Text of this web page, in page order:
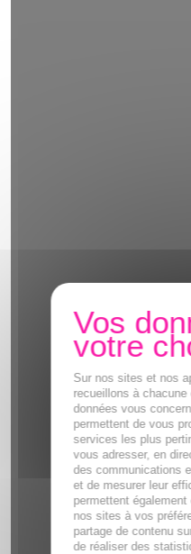
Sur nos sites et nos
recueillons à
données vous
permettent de vous
services les plus
vous adresser, en
des communications
et de mesurer leur
permettent
nos sites à vos
partage de contenu
de réaliser des